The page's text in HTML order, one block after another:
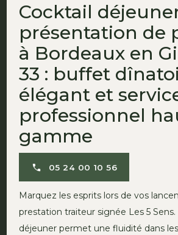
Cocktail
présentation de
à Bordeaux en
33 : buffet
élégant et
professionnel
gamme
05 24 00 10 56
Marquez les esprits lors de vos
prestation traiteur signée Les 5
déjeuner permet une fluidité dans